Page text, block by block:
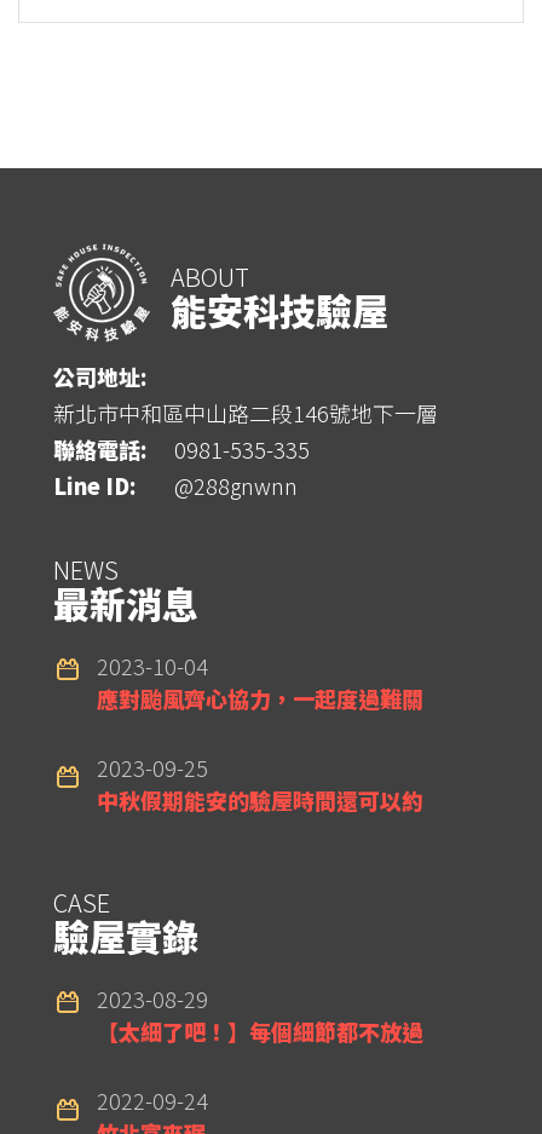
ABOUT
能安科技驗屋
公司地址:
新北市中和區中山路二段146號地下一層
聯絡電話:
0981-535-335
Line ID:
@288gnwnn
NEWS
最新消息
2023-10-04
應對颱風齊心協力，一起度過難關
2023-09-25
中秋假期能安的驗屋時間還可以約
CASE
驗屋實錄
2023-08-29
【太細了吧！】每個細節都不放過
2022-09-24